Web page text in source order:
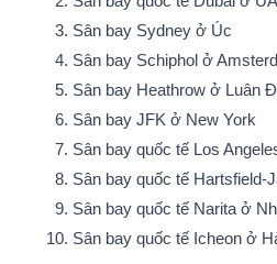
Sân bay Sydney ở Úc
Sân bay Schiphol ở
Sân bay Heathrow ở Luân
Sân bay JFK ở New York
Sân bay quốc tế Los
Sân bay quốc tế Hartsfield-
Sân bay quốc tế Narita ở
Sân bay quốc tế Icheon ở